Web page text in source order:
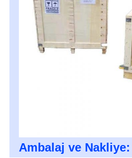
Ambalaj ve Nakliye: